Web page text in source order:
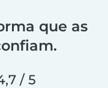
que as
/ 5